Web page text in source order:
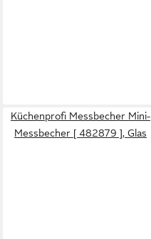
Küchenprofi Messbecher Mini-
Messbecher [ 482879 ], Glas